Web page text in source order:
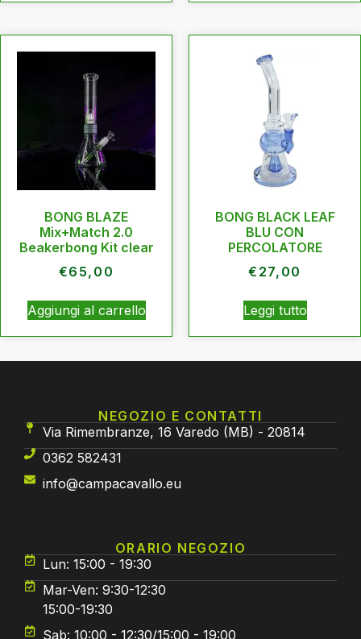
BONG BLAZE
Mix+Match 2.0
Beakerbong Kit clear
€65,00
Aggiungi al carrello
BONG BLACK LEAF
BLU CON
PERCOLATORE
€ 27,00
Leggi tutto
NEGOZIO E CONTATTI
Via Rimembranze, 16 Varedo (MB) - 20814
0362 582431
info@campacavallo.eu
ORARIO NEGOZIO
Lun: 15:00 - 19:30
Mar-Ven: 9:30-12:30
15:00-19:30
Sab: 10:00 - 12:30/15:00 - 19:00